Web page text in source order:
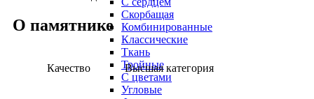
Скорбащая
Комбинированные
Классические
Ткань
Тройные
С цветами
Угловые
О памятнике
Качество Высшая категория